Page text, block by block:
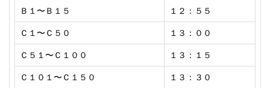
Ｂ１〜Ｂ１５ １２：５５
Ｃ１〜Ｃ５０ １３：００
Ｃ５１〜Ｃ１００ １３：１５
Ｃ１０１〜Ｃ１５０ １３：３０